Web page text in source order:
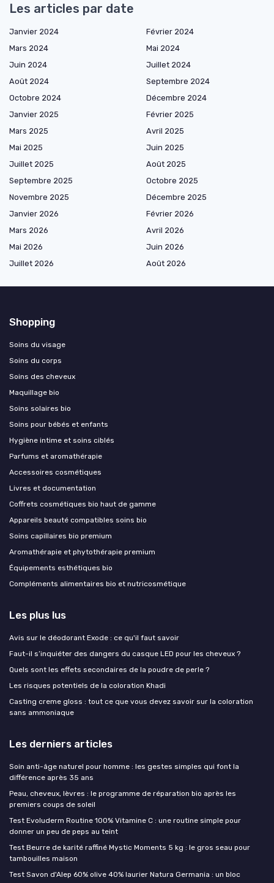
Les articles par date
Janvier 2024
Février 2024
Mars 2024
Mai 2024
Juin 2024
Juillet 2024
Août 2024
Septembre 2024
Octobre 2024
Décembre 2024
Janvier 2025
Février 2025
Mars 2025
Avril 2025
Mai 2025
Juin 2025
Juillet 2025
Août 2025
Septembre 2025
Octobre 2025
Novembre 2025
Décembre 2025
Janvier 2026
Février 2026
Mars 2026
Avril 2026
Mai 2026
Juin 2026
Juillet 2026
Août 2026
Shopping
Soins du visage
Soins du corps
Soins des cheveux
Maquillage bio
Soins solaires bio
Soins pour bébés et enfants
Hygiène intime et soins ciblés
Parfums et aromathérapie
Accessoires cosmétiques
Livres et documentation
Coffrets cosmétiques bio haut de gamme
Appareils beauté compatibles soins bio
Soins capillaires bio premium
Aromathérapie et phytothérapie premium
Équipements esthétiques bio
Compléments alimentaires bio et nutricosmétique
Les plus lus
Avis sur le déodorant Exode : ce qu'il faut savoir
Faut-il s’inquiéter des dangers du casque LED pour les cheveux ?
Quels sont les effets secondaires de la poudre de perle ?
Les risques potentiels de la coloration Khadi
Casting creme gloss : tout ce que vous devez savoir sur la coloration
sans ammoniaque
Les derniers articles
Soin anti-âge naturel pour homme : les gestes simples qui font la
différence après 35 ans
Peau, cheveux, lèvres : le programme de réparation bio après les
premiers coups de soleil
Test Evoluderm Routine 100% Vitamine C : une routine simple pour
donner un peu de peps au teint
Test Beurre de karité raffiné Mystic Moments 5 kg : le gros seau pour
tambouilles maison
Test Savon d'Alep 60% olive 40% laurier Natura Germania : un bloc